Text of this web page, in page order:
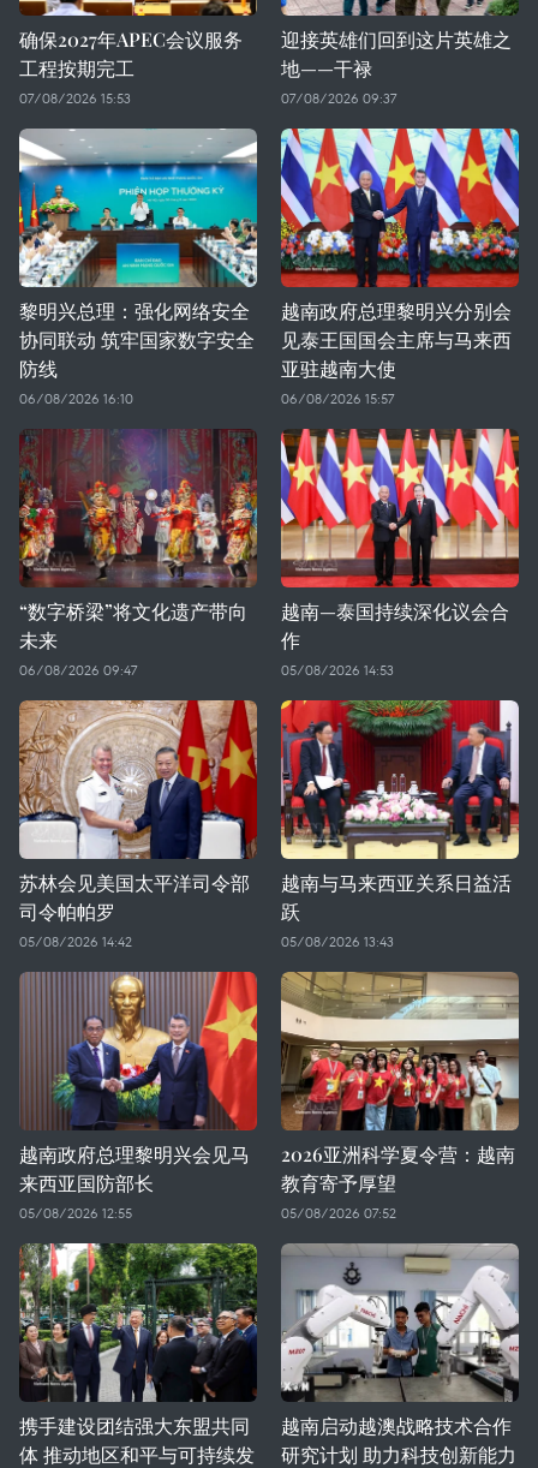
确保2027年APEC会议服务
工程按期完工
07/08/2026 15:53
迎接英雄们回到这片英雄之
地——干禄
07/08/2026 09:37
黎明兴总理：强化网络安全
协同联动 筑牢国家数字安全
防线
06/08/2026 16:10
越南政府总理黎明兴分别会
见泰王国国会主席与马来西
亚驻越南大使
06/08/2026 15:57
“数字桥梁”将文化遗产带向
未来
06/08/2026 09:47
越南—泰国持续深化议会合
作
05/08/2026 14:53
苏林会见美国太平洋司令部
司令帕帕罗
05/08/2026 14:42
越南与马来西亚关系日益活
跃
05/08/2026 13:43
越南政府总理黎明兴会见马
来西亚国防部长
05/08/2026 12:55
2026亚洲科学夏令营：越南
教育寄予厚望
05/08/2026 07:52
携手建设团结强大东盟共同
体 推动地区和平与可持续发
越南启动越澳战略技术合作
研究计划 助力科技创新能力